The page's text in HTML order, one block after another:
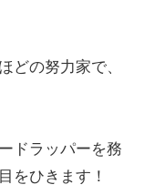
どの努力家で、
ドラッパーを務
をひきます！